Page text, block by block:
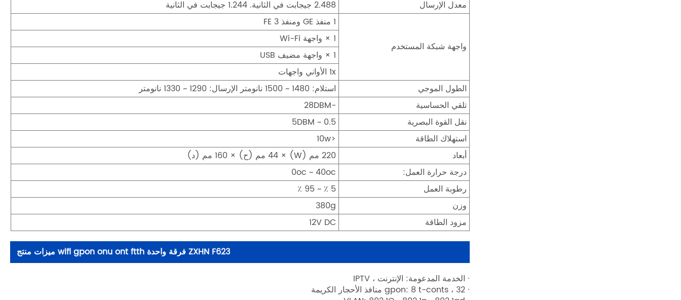
معدل الإرسال
2.488 جيجابت في الثانية. 1.244 جيجابت في الثانية
واجهة شبكة المستخدم
1 منفذ GE ومنفذ 3 FE
1 × واجهة Wi-Fi
1 × واجهة مضيف USB
1x الأواني واجهات
الطول الموجي
استلام: 1480 ~ 1500 نانومتر الإرسال: 1290 ~ 1330 نانومتر
تلقي الحساسية
-28DBM
نقل القوة البصرية
0.5 ~ 5DBM
استهلاك الطاقة
<10w
أبعاد
220 مم (W) × 44 مم (ح) × 160 مم (د)
درجة حرارة العمل:
0oc ~ 40oc
رطوبة العمل
5 ٪ ~ 95 ٪
وزن
380g
مزود الطاقة
12V DC
ZXHN F623 فرقة واحدة wifi gpon onu ont ftth ميزات منتج
· الخدمة المدعومة: الإنترنت ، IPTV
· gpon: 8 t-conts ، 32 منافذ الأحجار الكريمة